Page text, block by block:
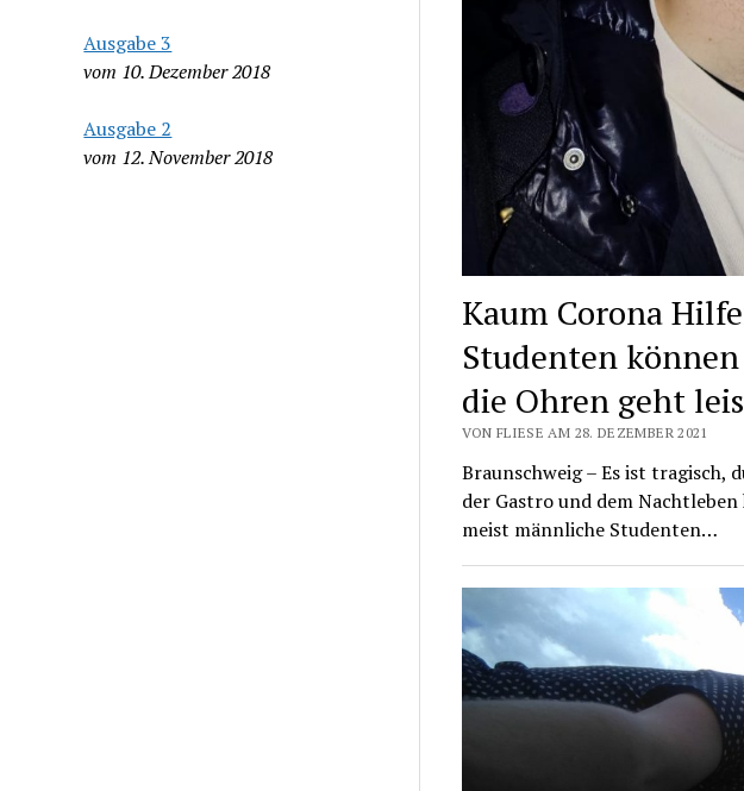
Ausgabe 3
vom 10. Dezember 2018
Ausgabe 2
vom 12. November 2018
Kaum Corona
Studenten
die Ohren geht
VON FLIESE AM 28. DEZEMBER 2021
Braunschweig – Es ist tragisch,
der Gastro und dem
meist männliche Studenten…